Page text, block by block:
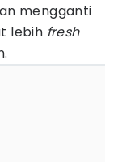
mengganti
lebih fresh